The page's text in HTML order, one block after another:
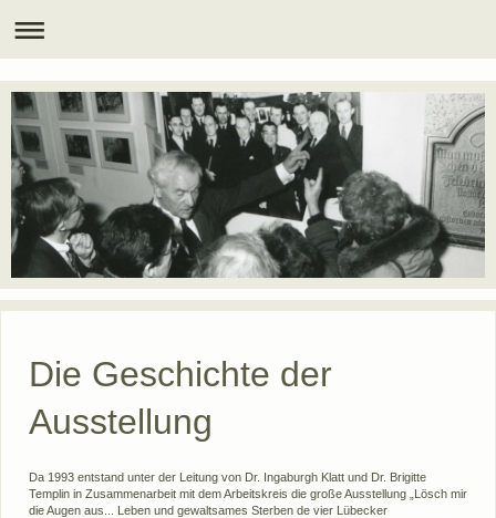
Die Geschichte der
Ausstellung
Da 1993 entstand unter der Leitung von Dr. Ingaburgh Klatt und Dr. Brigitte
Templin in Zusammenarbeit mit dem Arbeitskreis die große Ausstellung „Lösch mir
die Augen aus... Leben und gewaltsames Sterben de vier Lübecker